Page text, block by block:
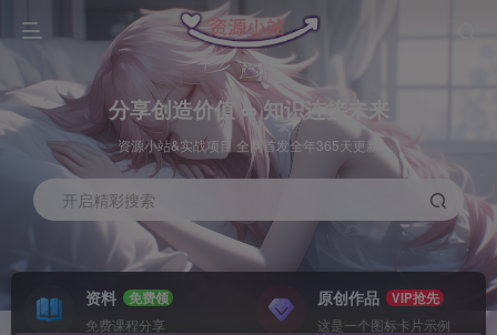
分享创造价值 ∞ 知识连接未来
资源小站&实战项目 全网首发全年365天更新
开启精彩搜索
资料
免费领
免费课程分享
原创作品
VIP抢先
这是一个图标卡片示例